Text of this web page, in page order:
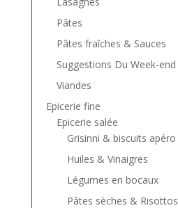
Pâtes
Pâtes fraîches & Sauces
Suggestions Du Week-end
Viandes
Epicerie fine
Epicerie salée
Grisinni & biscuits apéro
Huiles & Vinaigres
Légumes en bocaux
Pâtes sèches & Risottos